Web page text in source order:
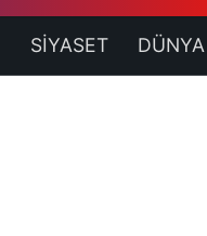
SİYASET DÜNYA